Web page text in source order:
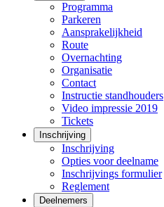
Programma
Parkeren
Aansprakelijkheid
Route
Overnachting
Organisatie
Contact
Instructie standhouders
Video impressie 2019
Tickets
Inschrijving
Inschrijving
Opties voor deelname
Inschrijvings formulier
Reglement
Deelnemers